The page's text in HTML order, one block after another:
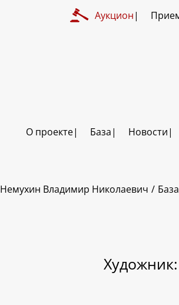
Аукцион
О проекте База Новости
Немухин Владимир Николаевич